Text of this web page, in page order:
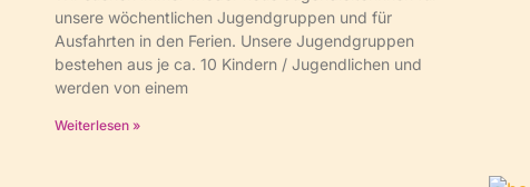
unsere wöchentlichen Jugendgruppen und für
Ausfahrten in den Ferien. Unsere Jugendgruppen
bestehen aus je ca. 10 Kindern / Jugendlichen und
werden von einem
Weiterlesen »